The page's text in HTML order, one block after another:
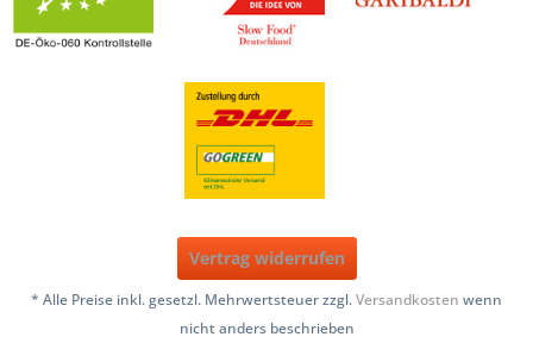
Vertrag widerrufen
* Alle Preise inkl. gesetzl. Mehrwertsteuer zzgl.Versandkosten wenn
nicht anders beschrieben